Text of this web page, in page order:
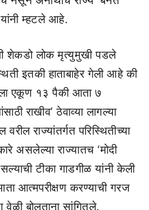
म्हटले आहे.
शेकडो लोक मृत्युमुखी पडले
इतकी हाताबाहेर गेली आहे की
एकूण १३ पैकी आता ७
राखीव’ ठेवाव्या लागल्या
राज्यांतर्गत परिस्थितीच्या
असलेल्या राज्यातच ‘मोदी
टीका गाडगीळ यांनी केली
आत्मपरीक्षण करण्याची गरज
बोलताना सांगितले.